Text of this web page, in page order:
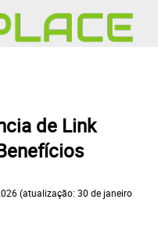
de Link
(atualização: 30 de janeiro